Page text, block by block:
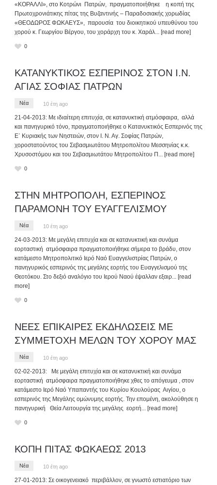
«ΚΟΡΑΛΛΙ», στο Κοτρώνι Πατρών, πραγματοποιήθηκε η κοπή της
Πρωτοχρονιάτικης πίτας της Βυζαντινής – Παραδοσιακής χορωδίας
«ΘΕΟΔΩΡΟΣ ΦΩΚΑΕΥΣ», παρουσία του διοικητικού υπευθύνου του
χορού κ. Γεωργίου Βέργου, του χοράρχη του κ. Χαράλ ... [read more]
0
ΚΑΤΑΝΥΚΤΙΚΟΣ ΕΣΠΕΡΙΝΟΣ ΣΤΟΝ Ι.Ν.
ΑΓΙΑΣ ΣΟΦΙΑΣ ΠΑΤΡΩΝ
Νέα 10 έτη ago
21-04-2013: Με ιδιαίτερη επιτυχία, σε κατανυκτική ατμόσφαιρα, αλλά
και πανηγυρικό τόνο, πραγματοποιήθηκε ο Κατανυκτικός Εσπερινός της
Ε΄ Κυριακής των Νηστειών, στον Ι. Ν. Αγ. Σοφίας Πατρών,
χοροστατούντος του Σεβασμιωτάτου Μητροπολίτου Μεσσηνίας κ.κ.
Χρυσοστόμου και του Σεβασμιωτάτου Μητροπολίτου Π ... [read more]
0
ΣΤΗΝ ΜΗΤΡΟΠΟΛΗ, ΕΣΠΕΡΙΝΟΣ
ΠΑΡΑΜΟΝΗ ΤΟΥ ΕΥΑΓΓΕΛΙΣΜΟΥ
Νέα 10 έτη ago
24-03-2013: Με μεγάλη επιτυχία και σε κατανυκτική και συνάμα
εορταστική ατμόσφαιρα πραγματοποιήθηκε σήμερα το βράδυ, στον
κατάμεστο Μητροπολιτικό Ιερό Ναό Ευαγγελιστρίας Πατρών, ο
πανηγυρικός εσπερινός της μεγάλης εορτής του Ευαγγελισμού της
Θεοτόκου. Στο δεξιό αναλόγιο του Ιερού Ναού έψαλλαν εξαιρ ... [read
more]
0
ΝΕΕΣ ΕΠΙΚΑΙΡΕΣ ΕΚΔΗΛΩΣΕΙΣ ΜΕ
ΣΥΜΜΕΤΟΧΗ ΜΕΛΩΝ ΤΟΥ ΧΟΡΟΥ ΜΑΣ
Νέα 10 έτη ago
02-02-2013: Με μεγάλη επιτυχία και σε κατανυκτική και συνάμα
εορταστική ατμόσφαιρα πραγματοποιήθηκε χθες το απόγευμα , στον
κατάμεστο Ιερό Ναό Υπαπαντής του Κυρίου Κουλούρας Αιγίου, ο
εσπερινός της Μεγάλης ομώνυμης εορτής. Την επομένη, ακολούθησε η
πανηγυρική Θεία Λειτουργία της μεγάλης εορτή ... [read more]
0
ΚΟΠΗ ΠΙΤΑΣ ΦΩΚΑΕΩΣ 2013
Νέα 10 έτη ago
27-01-2013: Σε οικογενειακό περιβάλλον, σε γνωστό εστιατόριο των